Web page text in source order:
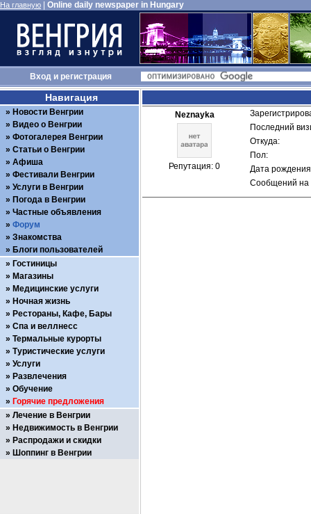
На главную Online daily newspaper in Hungary
Входи регистрация
Neznayka
Репутация: 0
Последний
Откуда:
Пол:
Дата
Сообщений на
Навигация
Новости Венгрии
Видео о Венгрии
Фотогалерея Венгрии
Статьи о Венгрии
Афиша
Фестивали Венгрии
Услуги в Венгрии
Погода в Венгрии
Частные объявления
Форум
Знакомства
Блоги пользователей
Гостиницы
Магазины
Медицинские услуги
Ночная жизнь
Рестораны, Кафе, Бары
Спа и веллнесс
Термальные курорты
Туристические услуги
Услуги
Развлечения
Обучение
Горячие предложения
Лечение в Венгрии
Недвижимость в Венгрии
Распродажи и скидки
Шоппинг в Венгрии